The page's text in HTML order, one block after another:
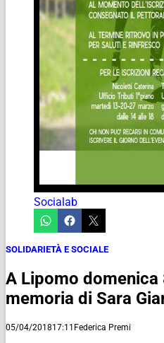
Socialab
SOLIDARIETÀ E SOCIALE
A Lipomo
memoria di Sara
05/04/201817:11 Federica Premi